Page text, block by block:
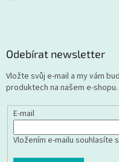
Odebírat newsletter
Vložte svůj e-mail a my vám
produktech na našem e-shopu.
E-mail
Vložením e-mailu souhlasíte s